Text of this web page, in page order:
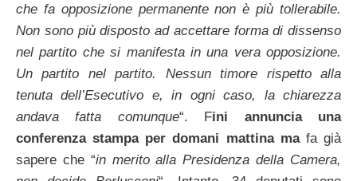
che fa opposizione permanente non è più tollerabile.
Non sono più disposto ad accettare forma di dissenso
nel partito che si manifesta in una vera opposizione.
Un partito nel partito. Nessun timore rispetto alla
tenuta dell’Esecutivo e, in ogni caso, la chiarezza
andava fatta comunque“. Fini annuncia una
conferenza stampa per domani mattina ma fa già
sapere che “in merito alla Presidenza della Camera,